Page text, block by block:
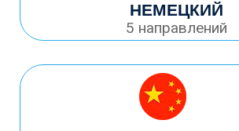
НЕМЕЦКИЙ
5 направлений